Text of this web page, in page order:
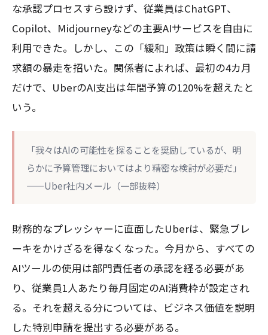
な承認プロセスすら設けず、従業員はChatGPT、
Copilot、Midjourneyなどの主要AIサービスを自由に
利用できた。しかし、この「緩和」政策は瞬く間に請
求額の暴走を招いた。関係者によれば、最初の4カ月
だけで、UberのAI支出は年間予算の120%を超えたと
いう。
「我々はAIの可能性を探ることを奨励しているが、明
らかに予算管理においてはより精密な検討が必要だ」
——Uber社内メール（一部抜粋）
財務的なプレッシャーに直面したUberは、緊急ブレ
ーキをかけざるを得なくなった。今月から、すべての
AIツールの使用は部門責任者の承認を経る必要があ
り、従業員1人あたり毎月固定のAI消費枠が設定され
る。それを超える分については、ビジネス価値を説明
した特別申請を提出する必要がある。